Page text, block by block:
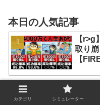
本日の人気記事
【r>g
取り
【
新着記事
カテゴリ シミュレーター